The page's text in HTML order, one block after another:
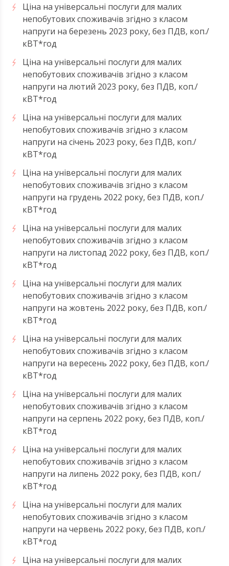
Ціна на універсальні послуги для малих
непобутових споживачів згідно з класом
напруги на березень 2023 року, без ПДВ, коп./
кВТ*год
Ціна на універсальні послуги для малих
непобутових споживачів згідно з класом
напруги на лютий 2023 року, без ПДВ, коп./
кВТ*год
Ціна на універсальні послуги для малих
непобутових споживачів згідно з класом
напруги на січень 2023 року, без ПДВ, коп./
кВТ*год
Ціна на універсальні послуги для малих
непобутових споживачів згідно з класом
напруги на грудень 2022 року, без ПДВ, коп./
кВТ*год
Ціна на універсальні послуги для малих
непобутових споживачів згідно з класом
напруги на листопад 2022 року, без ПДВ, коп./
кВТ*год
Ціна на універсальні послуги для малих
непобутових споживачів згідно з класом
напруги на жовтень 2022 року, без ПДВ, коп./
кВТ*год
Ціна на універсальні послуги для малих
непобутових споживачів згідно з класом
напруги на вересень 2022 року, без ПДВ, коп./
кВТ*год
Ціна на універсальні послуги для малих
непобутових споживачів згідно з класом
напруги на серпень 2022 року, без ПДВ, коп./
кВТ*год
Ціна на універсальні послуги для малих
непобутових споживачів згідно з класом
напруги на липень 2022 року, без ПДВ, коп./
кВТ*год
Ціна на універсальні послуги для малих
непобутових споживачів згідно з класом
напруги на червень 2022 року, без ПДВ, коп./
кВТ*год
Ціна на універсальні послуги для малих